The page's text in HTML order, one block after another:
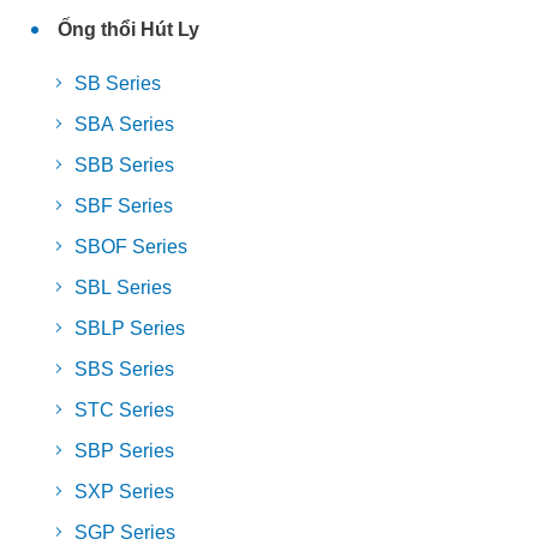
Ống thổi Hút Ly
SB Series
SBA Series
SBB Series
SBF Series
SBOF Series
SBL Series
SBLP Series
SBS Series
STC Series
SBP Series
SXP Series
SGP Series